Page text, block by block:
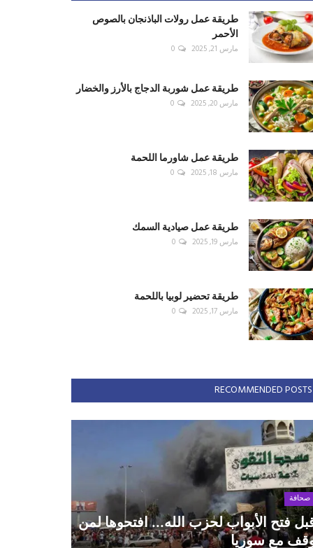
طريقة عمل رولات الباذنجان بالصوص
الأحمر
مارس 21, 2025 0
طريقة عمل شوربة الدجاج بالأرز والخضار
مارس 20, 2025 0
طريقة عمل شاورما اللحمة
مارس 18, 2025 0
طريقة عمل صيادية السمك
مارس 19, 2025 0
طريقة تحضير لوبيا باللحمة
مارس 17, 2025 0
RECOMMENDED POSTS
صحافة
فتح الأبواب لحزب الله... افتحوها لمن
مع سوريا